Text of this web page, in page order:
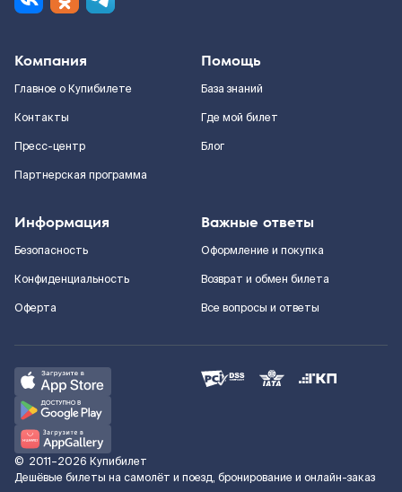
Компания
Главное о Купибилете
Контакты
Пресс-центр
Партнерская программа
Помощь
База знаний
Где мой билет
Блог
Информация
Безопасность
Конфиденциальность
Оферта
Важные ответы
Оформление и покупка
Возврат и обмен билета
Все вопросы и ответы
© 2011–2026 Купибилет
Дешёвые билеты на самолёт и поезд, бронирование и онлайн-заказ